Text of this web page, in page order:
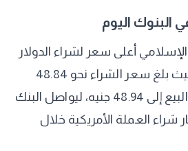
البنوك اليوم
أعلى سعر لشراء الدولار
بين البنوك المصرية، حيث بلغ سعر الشراء نحو 48.84
جنيه، بينما وصل سعر البيع إلى 48.94 جنيه، ليواصل البنك
شراء العملة الأمريكية خلال